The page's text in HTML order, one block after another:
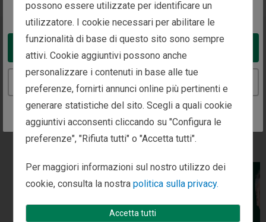
You appear to be in the United States
Take me to the United States website
Continue to the Italy website
Approfondimenti e
apparizioni sui media
Tutte le linee di business
Media
Choice
possono essere utilizzate per identificare un
utilizzatore. I cookie necessari per abilitare le
funzionalità di base di questo sito sono sempre
attivi. Cookie aggiuntivi possono anche
personalizzare i contenuti in base alle tue
preferenze, fornirti annunci online più pertinenti e
generare statistiche del sito. Scegli a quali cookie
aggiuntivi acconsenti cliccando su "Configura le
preferenze", "Rifiuta tutti" o "Accetta tutti".
Per maggiori informazioni sul nostro utilizzo dei
cookie, consulta la nostra politica sulla privacy.
Accetta tutti